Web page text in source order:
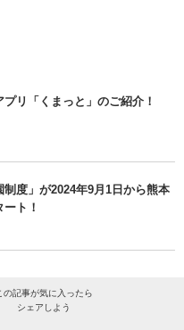
リ「くまっと」のご紹介！
制度」が2024年9月1日から熊本
ト！
の記事が気に入ったら
シェアしよう